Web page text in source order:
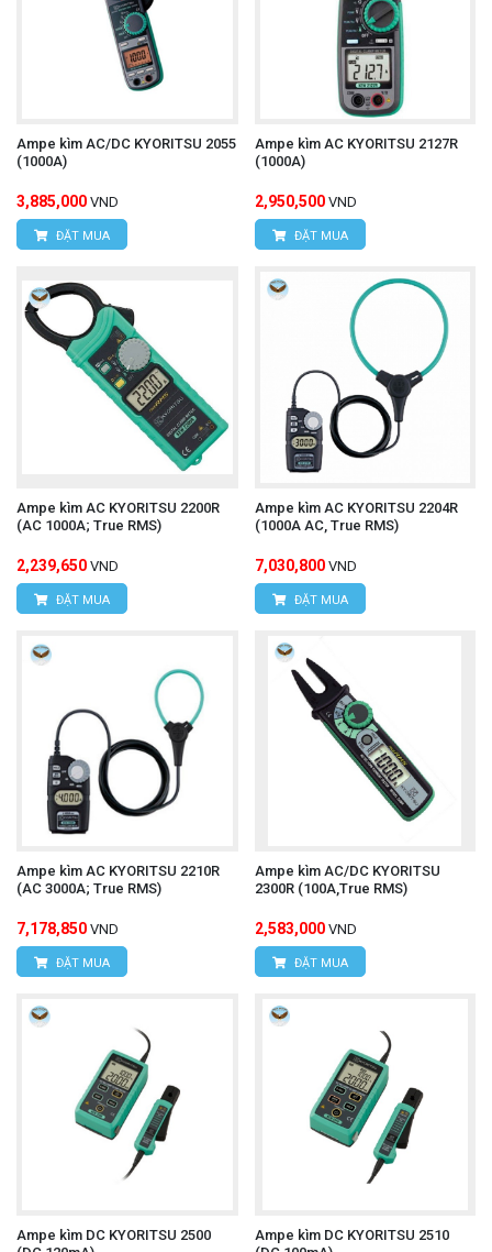
Ampe kìm AC/DC KYORITSU 2055
(1000A)
3,885,000 VND
ĐẶT MUA
Ampe kìm AC KYORITSU 2127R
(1000A)
2,950,500 VND
ĐẶT MUA
Ampe kìm AC KYORITSU 2200R
(AC 1000A; True RMS)
2,239,650 VND
ĐẶT MUA
Ampe kìm AC KYORITSU 2204R
(1000A AC, True RMS)
7,030,800 VND
ĐẶT MUA
Ampe kìm AC KYORITSU 2210R
(AC 3000A; True RMS)
7,178,850 VND
ĐẶT MUA
Ampe kìm AC/DC KYORITSU
2300R (100A,True RMS)
2,583,000 VND
ĐẶT MUA
Ampe kìm DC KYORITSU 2500
Ampe kìm DC KYORITSU 2510